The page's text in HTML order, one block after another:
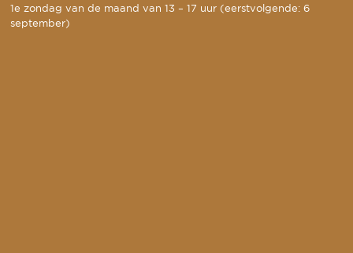
1e zondag van de maand van 13 – 17 uur (eerstvolgende: 6
september)